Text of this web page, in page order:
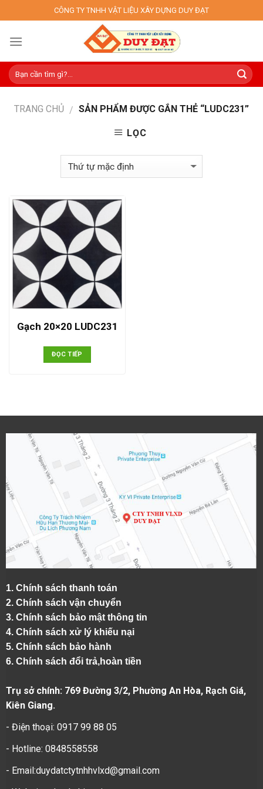
to
content
CÔNG TY TNHH VẬT LIỆU XÂY DỰNG DUY ĐẠT
TRANG CHỦ / SẢN PHẨM ĐƯỢC GẮN THẺ “LUDC231”
LỌC
Gạch 20×20 LUDC231
ĐỌC TIẾP
1. Chính sách thanh toán
2. Chính sách vận chuyển
3. Chính sách bảo mật thông tin
4. Chính sách xử lý khiếu nại
5. Chính sách bảo hành
6. Chính sách đổi trả,hoàn tiền
Trụ sở chính: 769 Đường 3/2, Phường An Hòa, Rạch Giá,
Kiên Giang.
- Điện thoại: 0917 99 88 05
- Hotline: 0848558558
- Email:duydatctytnhhvlxd@gmail.com